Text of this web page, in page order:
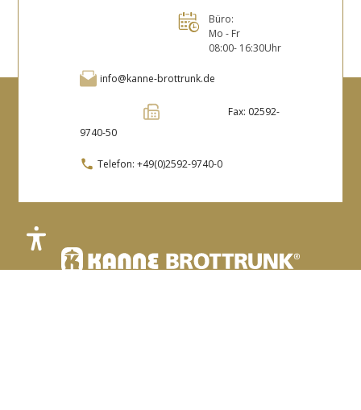
info@kanne-brottrunk.de
Fax: 02592-
9740-50
Telefon: +49(0)2592-9740-0
Büro:
Mo - Fr
08:00- 16:30Uhr